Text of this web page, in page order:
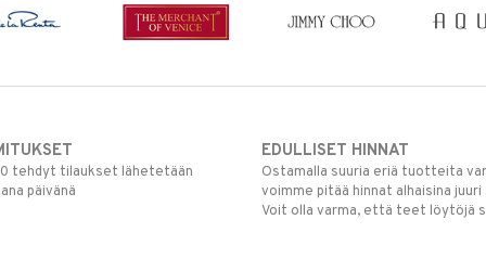
tehdyt tilaukset lähetetään
päivänä
EDULLISET HINNAT
Ostamalla suuria eriä tuotteita
voimme pitää hinnat alhaisina
Voit olla varma, että teet löytöjä